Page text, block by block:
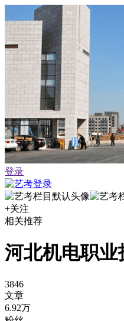
登录
+关注
相关推荐
河北机电职业
3846
文章
6.92万